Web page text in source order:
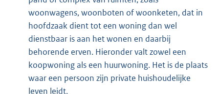
woonwagens, woonboten of woonketen, dat in
hoofdzaak dient tot een woning dan wel
dienstbaar is aan het wonen en daarbij
behorende erven. Hieronder valt zowel een
koopwoning als een huurwoning. Het is de plaats
waar een persoon zijn private huishoudelijke
leven leidt.